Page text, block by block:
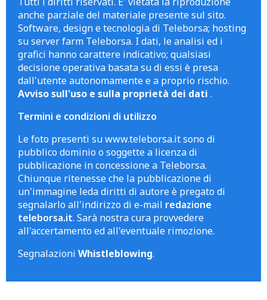
anche parziale del materiale presente sul sito.
Software, design e tecnologia di Teleborsa; hosting
su server farm Teleborsa. I dati, le analisi ed i
grafici hanno carattere indicativo; qualsiasi
decisione operativa basata su di essi è presa
dall'utente autonomamente e a proprio rischio.
Avviso sull'uso e sulla proprietà dei dati .
Termini e condizioni di utilizzo
Le foto presenti su www.teleborsa.it sono di
pubblico dominio o soggette a licenza di
pubblicazione in concessione a Teleborsa.
Chiunque ritenesse che la pubblicazione di
un'immagine leda diritti di autore è pregato di
segnalarlo all'indirizzo di e-mail redazione
teleborsa.it. Sarà nostra cura provvedere
all'accertamento ed all'eventuale rimozione.
Segnalazioni Whistleblowing.